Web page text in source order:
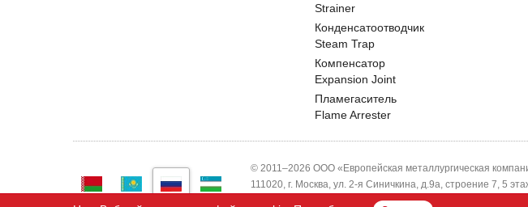
Strainer
Конденсатоотводчик
Steam Trap
Компенсатор
Expansion Joint
Пламегаситель
Flame Arrester
© 2011–2026 ООО «Европейская металлургическая
111020, г. Москва, ул. 2-я Синичкина, д.9а, строение 7, 5
ИНН 7743820503 ООО "ЕМК"